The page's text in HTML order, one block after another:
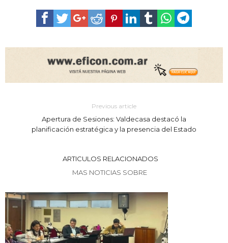
Previous article
Apertura de Sesiones: Valdecasa destacó la
planificación estratégica y la presencia del Estado
ARTICULOS RELACIONADOS
MAS NOTICIAS SOBRE